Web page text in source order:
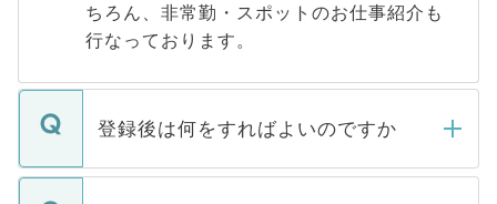
ちろん、非常勤・スポットのお仕事紹介も
行なっております。
登録後は何をすればよいのですか
ご登録いただきましたら、弊社担当者がご